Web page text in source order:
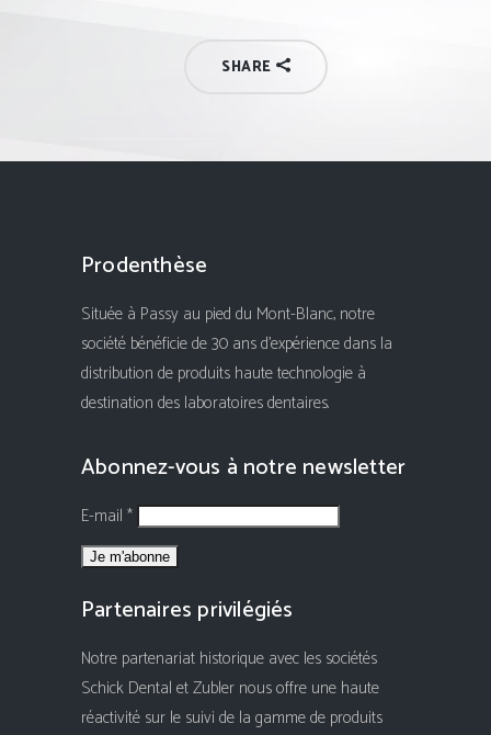
SHARE
Prodenthèse
Située à Passy au pied du Mont-Blanc, notre
société bénéficie de 30 ans d'expérience dans la
distribution de produits haute technologie à
destination des laboratoires dentaires.
Abonnez-vous à notre newsletter
E-mail *
Partenaires privilégiés
Notre partenariat historique avec les sociétés
Schick Dental et Zubler nous offre une haute
réactivité sur le suivi de la gamme de produits